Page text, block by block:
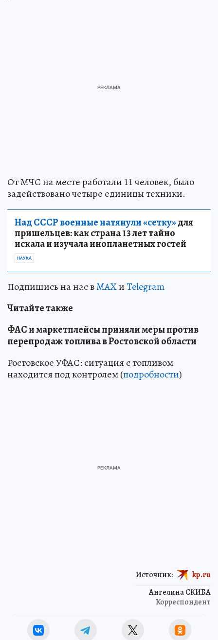
От МЧС на месте работали 11 человек, было
задействовано четыре единицы техники.
Над СССР военные натянули «сетку»для
пришельцев: как страна 13 лет тайно
искала и изучала инопланетных гостей
НАУКА
Подпишись на нас вMAXиTelegram
Читайте также
ФАС и маркетплейсы приняли меры против
перепродаж топлива в Ростовской области
Ростовское УФАС: ситуация с топливом
находится под контролем (подробности)
Ангелина СКИБА
Корреспондент
Источник: kp.ru